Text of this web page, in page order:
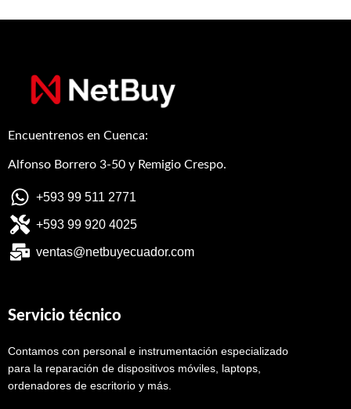
Encuentrenos en Cuenca:
Alfonso Borrero 3-50 y Remigio Crespo.
+593 99 511 2771
+593 99 920 4025
ventas@netbuyecuador.com
Servicio técnico
Contamos con personal e instrumentación especializado
para la reparación de dispositivos móviles, laptops,
ordenadores de escritorio y más.